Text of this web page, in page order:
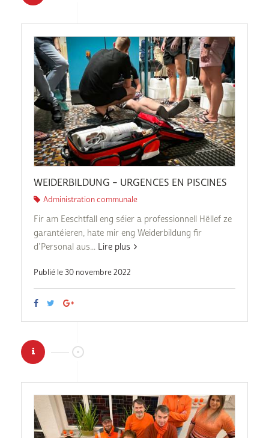
WEIDERBILDUNG – URGENCES EN PISCINES
Administration communale
Fir am Eeschtfall eng séier a professionnell Hëllef ze
garantéieren, hate mir eng Weiderbildung fir
d’Personal aus... Lire plus
Publié le 30 novembre 2022